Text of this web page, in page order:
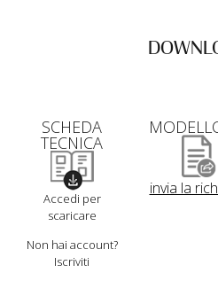
SCHEDA
TECNICA
Accedi per
scaricare
Non hai account?
Iscriviti
invia la